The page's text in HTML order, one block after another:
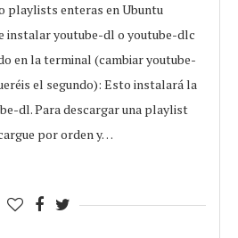
playlists enteras en Ubuntu
instalar youtube-dl o youtube-dlc
en la terminal (cambiar youtube-
el segundo): Esto instalará la
dl. Para descargar una playlist
por orden y…